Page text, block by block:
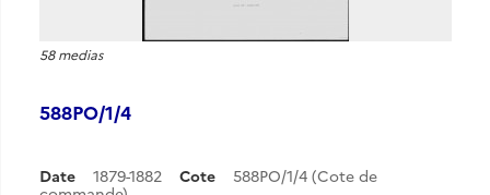
58 medias
588PO/1/4
Date 1879-1882 Cote
588PO/1/4 (Cote de